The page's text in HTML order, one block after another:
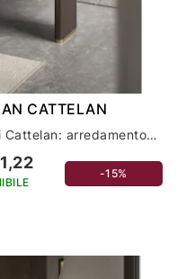
CATTELAN
Scopri il comodino Julian di Cattelan: arredamento di lusso per la tua casa
-15%